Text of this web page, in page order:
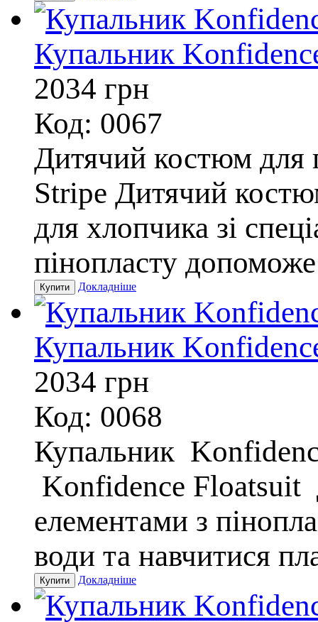
Купальник
2034 грн
Код: 0067
Дитячий костюм для
Stripe Дитячий
для хлопчика зі
пінопласту
Докладніше
Купальник
2034 грн
Код: 0068
Купальник
Konfidence Floatsuit
елементами з
води та навчитися
Докладніше